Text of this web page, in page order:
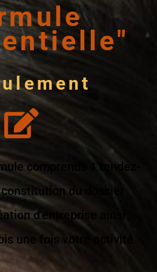
comprends 1 rendez-
du dossier
d’entreprise ainsi
une fois votre activité